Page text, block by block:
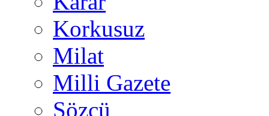
Korkusuz
Milat
Milli Gazete
Sözcü